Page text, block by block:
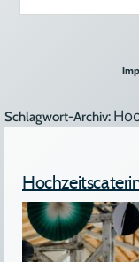
Schlagwort-Archiv: